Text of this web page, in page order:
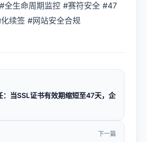
全生命周期监控 #赛符安全 #47
续签 #网站安全合规
：当SSL证书有效期缩短至47天，企
下一篇